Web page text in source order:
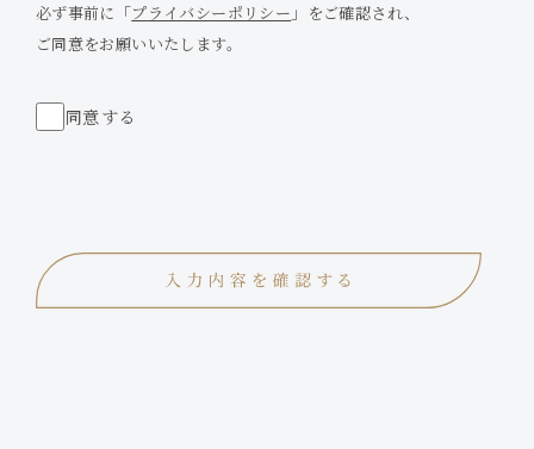
必ず事前に「プライバシーポリシー 」をご確認され、
ご同意をお願いいたします。
同意する